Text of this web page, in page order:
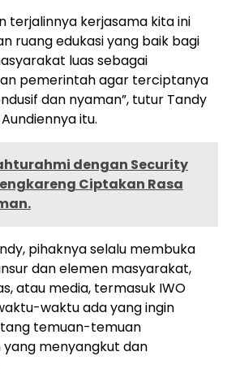
terjalinnya kerjasama kita ini
ruang edukasi yang baik bagi
luas sebagai
pemerintah agar terciptanya
dan nyaman”, tutur Tandy
itu.
dengan Security
Ciptakan Rasa
pihaknya selalu membuka
dan elemen masyarakat,
atau media, termasuk IWO
waktu ada yang ingin
temuan-temuan
menyangkut dan